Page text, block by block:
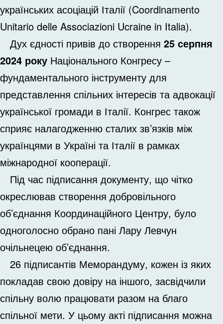
українських асоціацій Італії (Coordinamento
Unitario delle Associazioni Ucraine in Italia).
Дух єдності привів до створення 25 серпня
2024 року Національного Конгресу –
фундаментального інструменту для
представлення спільних інтересів та адвокації
української громади в Італії. Конгрес також
сприяє налагодженню сталих зв’язків між
українцями в Україні та Італії в рамках
міжнародної кооперації.
Під час підписання документу, що чітко
окреслював створення добровільного
об’єднання Координаційного Центру, було
одноголосно обрано пані Лару Левчун
очільнецею об’єднання.
26 підписантів Меморандуму, кожен із яких
покладав свою довіру на іншого, засвідчили
спільну волю працювати разом на благо
спільної мети. У цьому акті підписання можна